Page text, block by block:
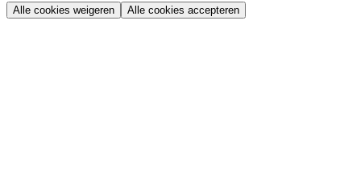
Alle cookies weigeren Alle cookies accepteren